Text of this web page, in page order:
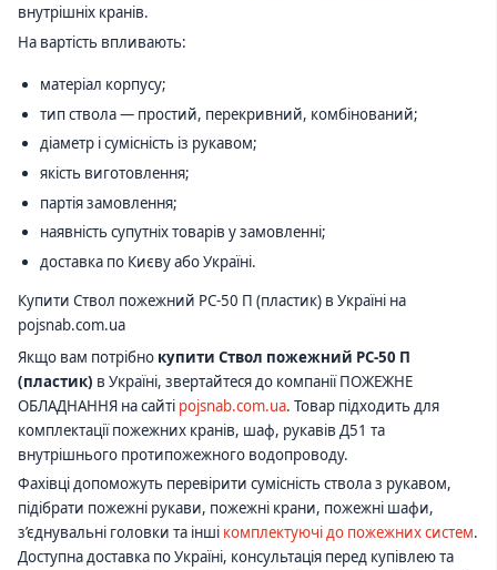
внутрішніх кранів.
На вартість впливають:
матеріал корпусу;
тип ствола — простий, перекривний, комбінований;
діаметр і сумісність із рукавом;
якість виготовлення;
партія замовлення;
наявність супутніх товарів у замовленні;
доставка по Києву або Україні.
Купити Ствол пожежний РС-50 П (пластик) в Україні на
pojsnab.com.ua
Якщо вам потрібно купити Ствол пожежний РС-50 П
(пластик) в Україні, звертайтеся до компанії ПОЖЕЖНЕ
ОБЛАДНАННЯ на сайті pojsnab.com.ua. Товар підходить для
комплектації пожежних кранів, шаф, рукавів Д51 та
внутрішнього протипожежного водопроводу.
Фахівці допоможуть перевірити сумісність ствола з рукавом,
підібрати пожежні рукави, пожежні крани, пожежні шафи,
з’єднувальні головки та інші комплектуючі до пожежних систем.
Доступна доставка по Україні, консультація перед купівлею та